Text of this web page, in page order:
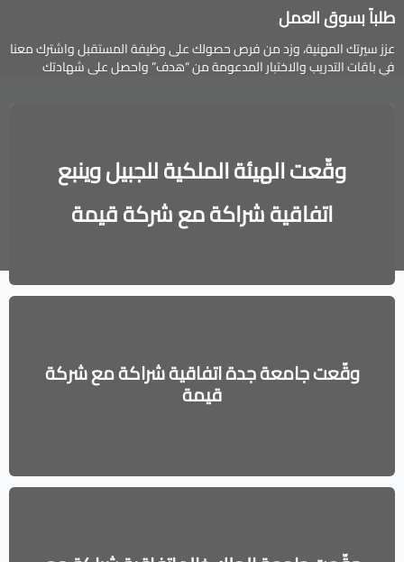
طلباً بسوق العمل
عزز سيرتك المهنية، وزد من فرص حصولك على وظيفة المستقبل واشترك معنا
في باقات التدريب والاختبار المدعومة من “هدف” واحصل على شهادتك
وقّعت الهيئة الملكية للجبيل وينبع
اتفاقية شراكة مع شركة قيمة
وقّعت جامعة جدة اتفاقية شراكة مع شركة
قيمة